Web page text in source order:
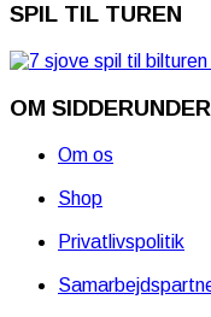
SPIL TIL TUREN
OM
Om os
Shop
Privatlivspolitik